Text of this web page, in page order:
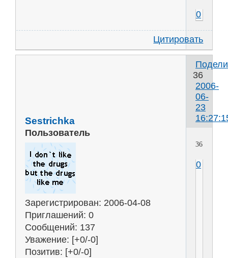
0
Цитировать
36
2006-
06-
23
Sestrichka
Пользователь
Зарегистрирован: 2006-04-08
Приглашений: 0
Сообщений: 137
Уважение: [+0/-0]
Позитив: [+0/-0]
36
0